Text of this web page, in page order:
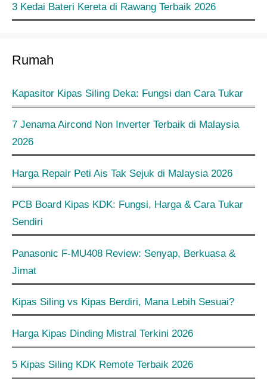
3 Kedai Bateri Kereta di Rawang Terbaik 2026
Rumah
Kapasitor Kipas Siling Deka: Fungsi dan Cara Tukar
7 Jenama Aircond Non Inverter Terbaik di Malaysia
2026
Harga Repair Peti Ais Tak Sejuk di Malaysia 2026
PCB Board Kipas KDK: Fungsi, Harga & Cara Tukar
Sendiri
Panasonic F-MU408 Review: Senyap, Berkuasa &
Jimat
Kipas Siling vs Kipas Berdiri, Mana Lebih Sesuai?
Harga Kipas Dinding Mistral Terkini 2026
5 Kipas Siling KDK Remote Terbaik 2026